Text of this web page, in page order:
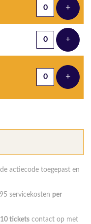
+Voeg
+Voeg
+Voeg
actiecode toegepast en
servicekosten per
tickets contact op met